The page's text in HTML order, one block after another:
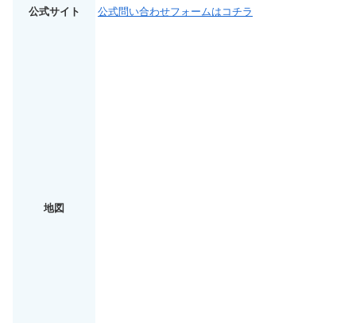
公式サイト 公式問い合わせフォームはコチラ
地図